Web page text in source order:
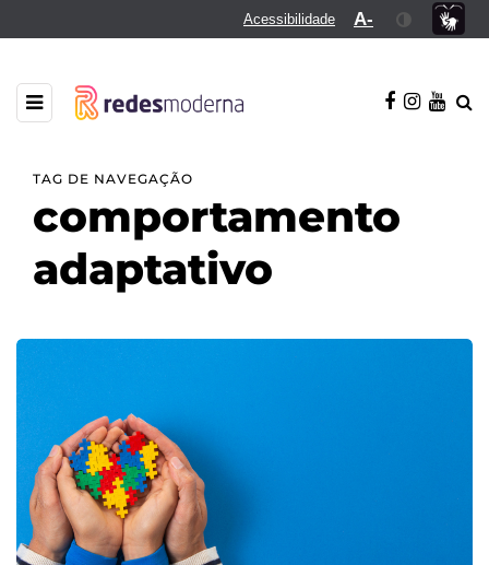
Acessibilidade A-
TAG DE NAVEGAÇÃO
comportamento
adaptativo